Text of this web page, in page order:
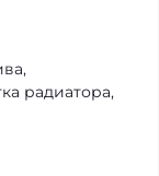
радиатора,